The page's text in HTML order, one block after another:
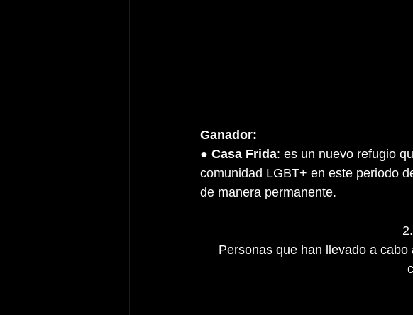
Ganador:
● Casa Frida: es un nuevo refugio
comunidad LGBT+ en este periodo
de manera permanente.
Personas que han llevado a